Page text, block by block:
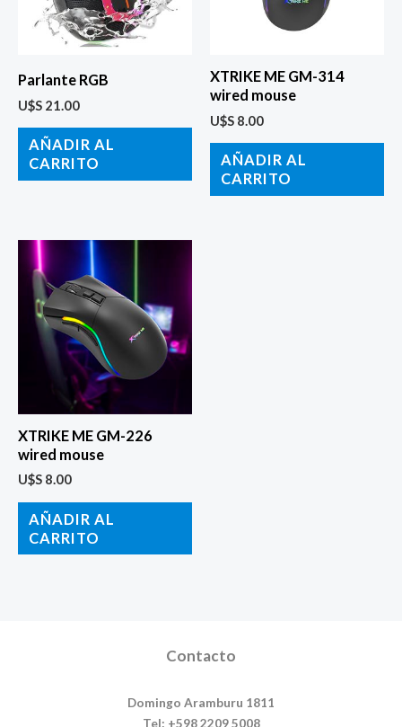
Parlante RGB
U$S 21.00
AÑADIR AL
CARRITO
XTRIKE ME GM-314
wired mouse
U$S 8.00
AÑADIR AL
CARRITO
XTRIKE ME GM-226
wired mouse
U$S 8.00
AÑADIR AL
CARRITO
Contacto
Domingo Aramburu 1811
Tel: +598 2209 5008